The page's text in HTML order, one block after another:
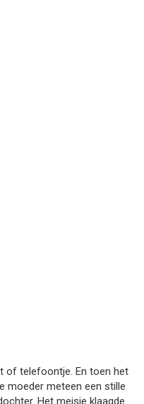
of telefoontje. En toen het
moeder meteen een stille
Het meisje klaagde